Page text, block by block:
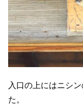
入口の上にはニシ
た。